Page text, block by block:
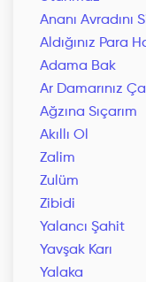
Ananı Avradını
Aldığınız Para
Adama Bak
Ar Damarınız
Ağzına Sıçarım
Akıllı Ol
Zalim
Zulüm
Zibidi
Yalancı Şahit
Yavşak Karı
Yalaka